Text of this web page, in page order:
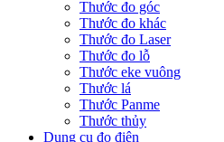
Thước đo góc
Thước đo khác
Thước đo Laser
Thước đo lỗ
Thước eke vuông
Thước lá
Thước Panme
Thước thủy
Dụng cụ đo điện